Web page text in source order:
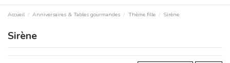
Accueil Anniversaires & Tables gourmandes Thème fille Sirène
Sirène